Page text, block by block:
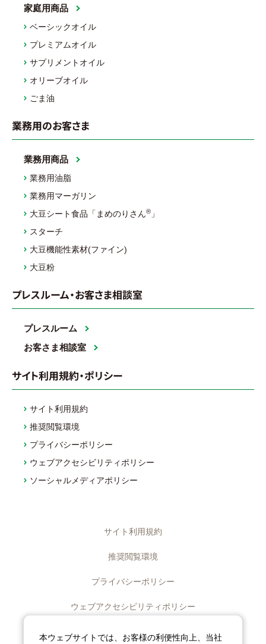
家庭用商品
ベーシックオイル
プレミアムオイル
サプリメントオイル
オリーブオイル
ごま油
業務用のお客さま
業務用商品
業務用油脂
業務用マーガリン
大豆シート食品「まめのりさん® 」
スターチ
大豆機能性素材(ファイン)
大豆粉
プレスルーム・お客さま相談室
プレスルーム
お客さま相談室
サイト利用規約・ポリシー
サイト利用規約
推奨閲覧環境
プライバシーポリシー
ウェブアクセシビリティポリシー
ソーシャルメディアポリシー
サイト利用規約
推奨閲覧環境
プライバシーポリシー
ウェブアクセシビリティポリシー
ディスクロージャーポリシー
本ウェブサイトでは、お客様の利便性向上、当社